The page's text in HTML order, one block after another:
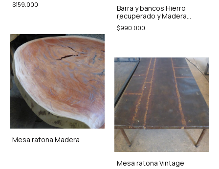
$159.000
Barra y bancos Hierro
recuperado y Madera
Álamo
$990.000
Mesa ratona Madera
Mesa ratona Vintage